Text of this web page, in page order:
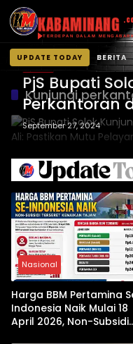
KABAMINANG
TERDEPAN DALAM
UPDATE TODAY BERITA
Langsung
konten
Kunjungi
BERITA
PjS Bupati
Perkantoran
Ali: Pastikan
September 27, 2024
Nasional
Harga BBM Pertamina
Indonesia Naik Mulai 18
April 2026, Non-Subsidi